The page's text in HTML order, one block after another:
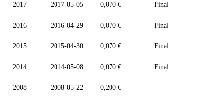
2017 2017-05-05 0,070 € Final
2016 2016-04-29 0,070 € Final
2015 2015-04-30 0,070 € Final
2014 2014-05-08 0,070 € Final
2008 2008-05-22 0,200 €